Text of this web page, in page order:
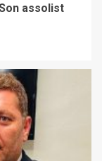
assolist